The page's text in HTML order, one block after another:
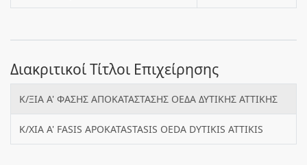
Διακριτικοί Τίτλοι Επιχείρησης
Κ/ΞΙΑ Α' ΦΑΣΗΣ ΑΠΟΚΑΤΑΣΤΑΣΗΣ ΟΕΔΑ ΔΥΤΙΚΗΣ ΑΤΤΙΚΗΣ
K/XIA A' FASIS APOKATASTASIS OEDA DYTIKIS ATTIKIS